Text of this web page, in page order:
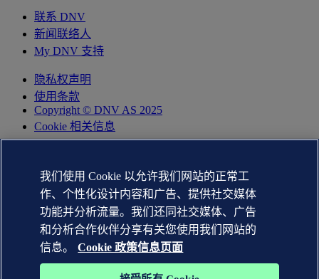
联系 DNV
新闻联络人
My DNV 支持
隐私权声明
使用条款
Copyright © DNV AS 2025
Cookie 相关信息
我们使用 Cookie 以允许我们网站的正常工
作、个性化设计内容和广告、提供社交媒体
功能并分析流量。我们还同社交媒体、广告
和分析合作伙伴分享有关您使用我们网站的
信息。
Cookie 政策信息页面